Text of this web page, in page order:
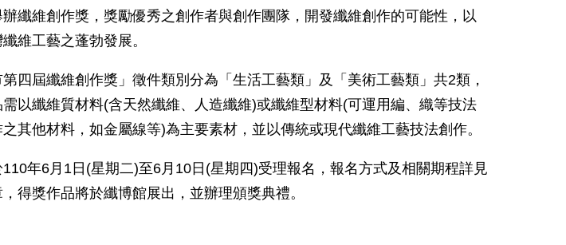
纖維創作獎，獎勵優秀之創作者與創作團隊，開發纖維創作的可能性，以
維工藝之蓬勃發展。
第四屆纖維創作獎」徵件類別分為「生活工藝類」及「美術工藝類」共2類，
以纖維質材料(含天然纖維、人造纖維)或纖維型材料(可運用編、織等技法
其他材料，如金屬線等)為主要素材，並以傳統或現代纖維工藝技法創作。
年6月1日(星期二)至6月10日(星期四)受理報名，報名方式及相關期程詳見
得獎作品將於纖博館展出，並辦理頒獎典禮。